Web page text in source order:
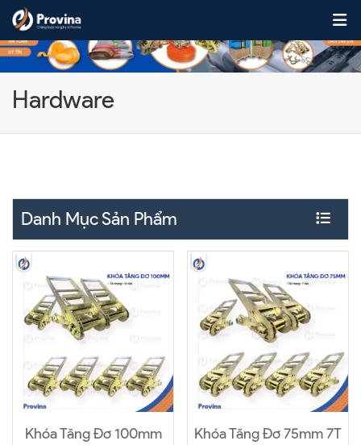
Skip to content
Hardware
Danh Mục Sản Phẩm
Khóa Tăng Đơ 100mm
Khóa Tăng Đơ 75mm 7T